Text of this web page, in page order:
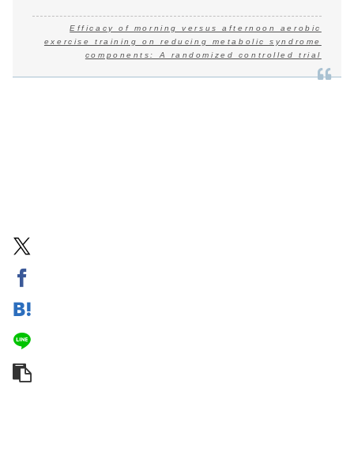
Efficacy of morning versus afternoon aerobic
exercise training on reducing metabolic syndrome
components: A randomized controlled trial